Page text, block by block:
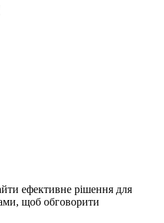
ефективне рішення для
щоб обговорити